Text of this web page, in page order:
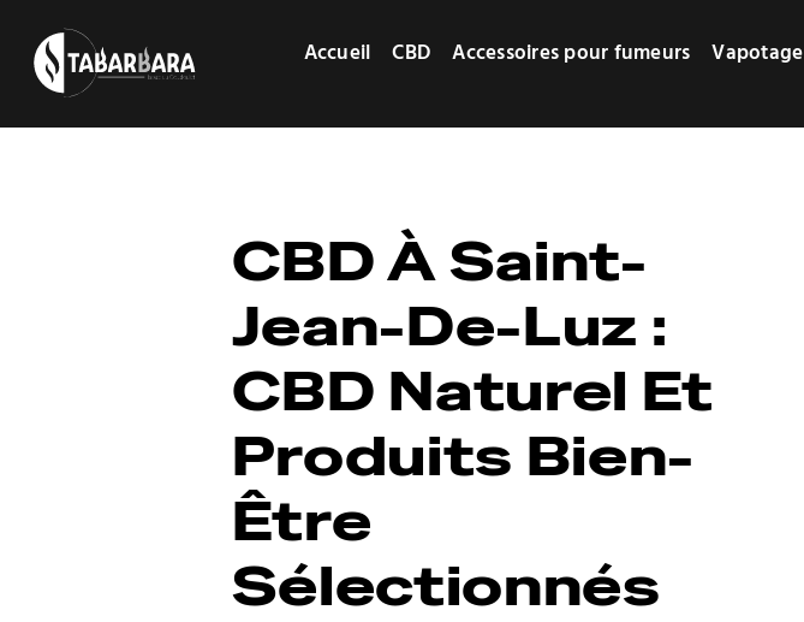
contenu
Accueil CBD Accessoires pour fumeurs Vapotage
CBD À Saint-
Jean-De-Luz :
CBD Naturel Et
Produits Bien-
Être
Sélectionnés